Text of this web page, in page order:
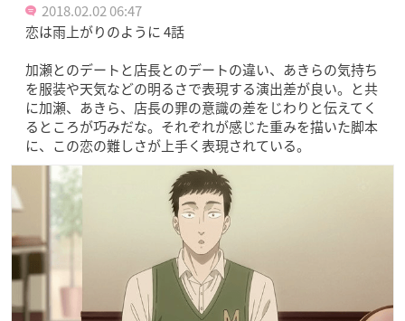
2018.02.02 06:47
恋は雨上がりのように 4話
加瀬とのデートと店長とのデートの違い、あきらの気持ち
を服装や天気などの明るさで表現する演出差が良い。と共
に加瀬、あきら、店長の罪の意識の差をじわりと伝えてく
るところが巧みだな。それぞれが感じた重みを描いた脚本
に、この恋の難しさが上手く表現されている。